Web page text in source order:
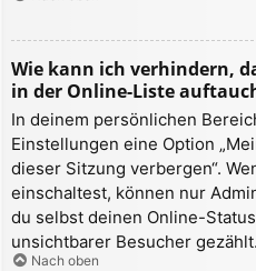
Wie kann ich verhindern,
in der Online-Liste
In deinem persönlichen
Einstellungen eine Option
dieser Sitzung verbergen“.
einschaltest, können nur
du selbst deinen Online-
unsichtbarer Besucher gezählt.
Nach oben